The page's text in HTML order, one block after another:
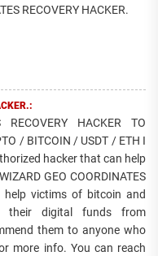
RECOVERY HACKER.
RECOVERY HACKER TO
/ BITCOIN / USDT / ETH I
hacker that can help
GEO COORDINATES
help victims of bitcoin and
their digital funds from
them to anyone who
more info. You can reach